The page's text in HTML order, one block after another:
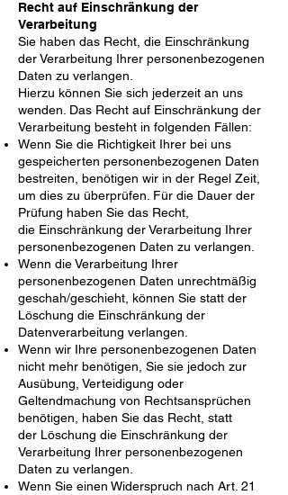
Recht auf Einschränkung der
Verarbeitung
Sie haben das Recht, die Einschränkung
der Verarbeitung Ihrer personenbezogenen
Daten zu verlangen.
Hierzu können Sie sich jederzeit an uns
wenden. Das Recht auf Einschränkung der
Verarbeitung besteht in folgenden Fällen:
Wenn Sie die Richtigkeit Ihrer bei uns
gespeicherten personenbezogenen Daten
bestreiten, benötigen wir in der Regel Zeit,
um dies zu überprüfen. Für die Dauer der
Prüfung haben Sie das Recht,
die Einschränkung der Verarbeitung Ihrer
personenbezogenen Daten zu verlangen.
Wenn die Verarbeitung Ihrer
personenbezogenen Daten unrechtmäßig
geschah/geschieht, können Sie statt der
Löschung die Einschränkung der
Datenverarbeitung verlangen.
Wenn wir Ihre personenbezogenen Daten
nicht mehr benötigen, Sie sie jedoch zur
Ausübung, Verteidigung oder
Geltendmachung von Rechtsansprüchen
benötigen, haben Sie das Recht, statt
der Löschung die Einschränkung der
Verarbeitung Ihrer personenbezogenen
Daten zu verlangen.
Wenn Sie einen Widerspruch nach Art. 21